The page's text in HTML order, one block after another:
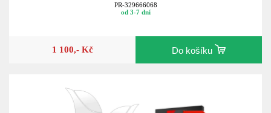
PR-329666068
od 3-7 dní
1 100,- Kč Do košíku